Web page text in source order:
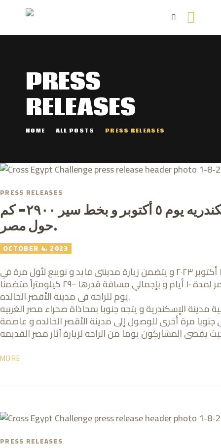
PRESS
RELEASES
HOME ALL POSTS PRESS RELEASES
PRESS RELEASES
بداية رالى “تحدى عبور مصر ٢٠٢٣” من الإسكندريه يوم ٥ أكتوبر و بخط سير ٢٩٠٠- كم
حول مصر.
OCTOBER 4, 2023
يقام موسم ٢٠٢٣ من رالى تحدي عبور مصر في الفتره ما بين ٥ و ١٤ أكتوبر ٢٠٢٣ و يتضمن زيارة مدينتى فايد و نويبع لأول مرة في
تاريخ الرالى. يتكون خط سير الموسم الجديد من ٨ مراحل مختلفه و يستمر لمدة ١٠ أيام و بإجمالي مسافة قدرها ٢٩٠٠ كيلومتراً متضمنا
يوم للراحه فى مدينة الأقصر الخالده.
الإسكندرية و يتجه جنوبا بمحاذاة صحراء مصر الغربيه
جنوبا مرة أخرى للوصول إلى مدينة الأقصر الخالده و عاصمة
MORE
PRESS RELEASES